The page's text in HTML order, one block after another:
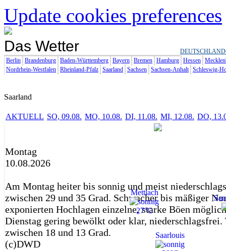
Update cookies preferences
Das Wetter DEUTSCHLAND
Berlin Brandenburg Baden-Württemberg Bayern Bremen Hamburg Hessen
Nordrhein-Westfalen Rheinland-Pfalz Saarland Sachsen Sachsen-Anhalt Schleswig-
Saarland
AKTUELL SO, 09.08. MO, 10.08. DI, 11.08. MI, 12.08. DO,
Mettlach
27°C
Saarlouis
Montag
10.08.2026
Am Montag heiter bis sonnig und meist
zwischen 29 und 35 Grad. Schwacher bis mäßiger
exponierten Hochlagen einzelne, starke Böen
Dienstag gering bewölkt oder klar, niederschlagsfrei.
zwischen 18 und 13 Grad.
(c)DWD